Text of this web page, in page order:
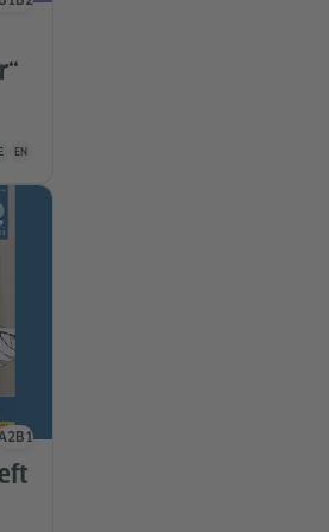
ist in folgenden Sprachen
EN
Sprachniveau
Sprachniveau
B1